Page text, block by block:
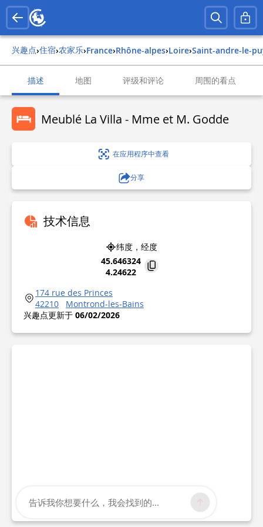
兴趣点› 住宿› 农家乐› france› rhône-alpes› loire› saint-andre-le-
描述 地图 评级和评论 周围的看点
Meublé La Villa - Mme et M. Godde
在应用程序中查看
分享
技术信息
纬度，经度
45.646324
4.24622
174 rue des Princes
42210
Montrond-les-Bains
兴趣点更新于 06/02/2026
告诉我你想要什么，我会找到的...